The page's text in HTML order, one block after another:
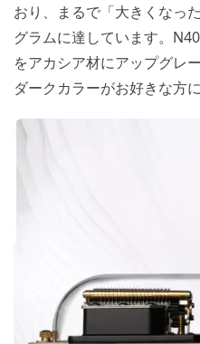
おり、まるで「大きくなっ
グラムに達しています。
をアカシア材にアップグレ
ダークカラーがお好きな方